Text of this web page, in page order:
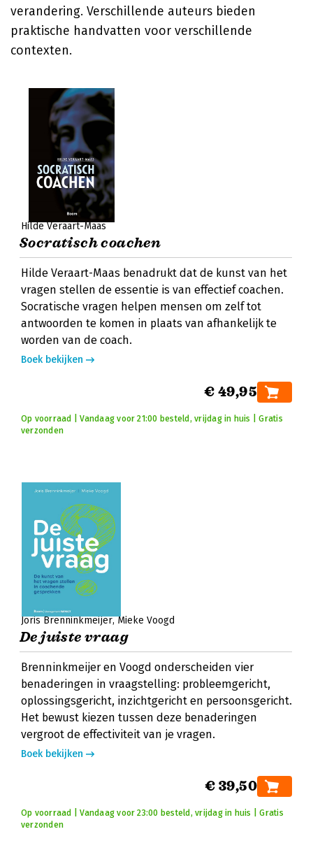
verandering. Verschillende auteurs bieden
praktische handvatten voor verschillende
contexten.
Hilde Veraart-Maas
Socratisch coachen
Hilde Veraart-Maas benadrukt dat de kunst van het
vragen stellen de essentie is van effectief coachen.
Socratische vragen helpen mensen om zelf tot
antwoorden te komen in plaats van afhankelijk te
worden van de coach.
Boek bekijken
€ 49,95
Op voorraad | Vandaag voor 21:00 besteld, vrijdag in huis | Gratis
verzonden
Joris Brenninkmeijer Mieke Voogd
De juiste vraag
Brenninkmeijer en Voogd onderscheiden vier
benaderingen in vraagstelling: probleemgericht,
oplossingsgericht, inzichtgericht en persoonsgericht.
Het bewust kiezen tussen deze benaderingen
vergroot de effectiviteit van je vragen.
Boek bekijken
€ 39,50
Op voorraad | Vandaag voor 23:00 besteld, vrijdag in huis | Gratis
verzonden